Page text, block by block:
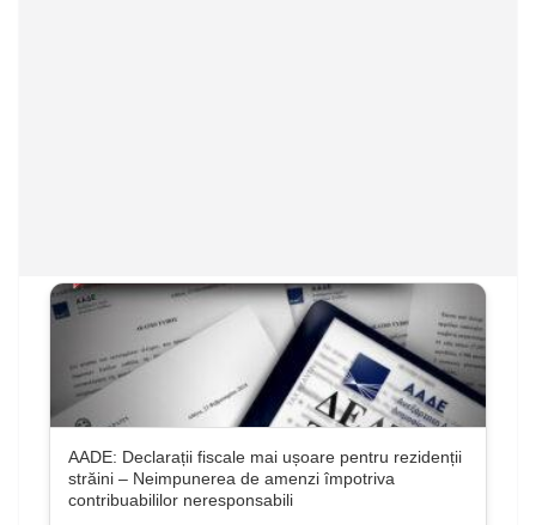
AADE: Declarații fiscale mai ușoare pentru rezidenții
străini – Neimpunerea de amenzi împotriva
contribuabililor neresponsabili